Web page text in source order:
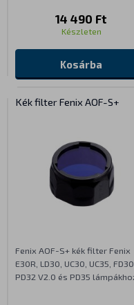
14 490 Ft
Készleten
Kosárba
Kék filter Fenix AOF-S+
Fenix AOF-S+ kék filter Fenix
E30R, LD30, UC30, UC35,
PD32 V2.0 és PD35